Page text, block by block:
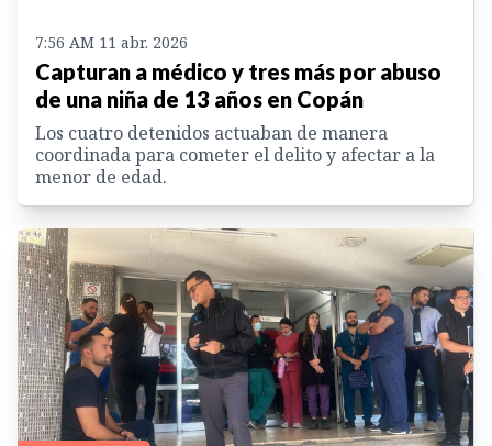
7:56 AM 11 abr. 2026
Capturan a médico y tres más por abuso
de una niña de 13 años en Copán
Los cuatro detenidos actuaban de manera
coordinada para cometer el delito y afectar a la
menor de edad.